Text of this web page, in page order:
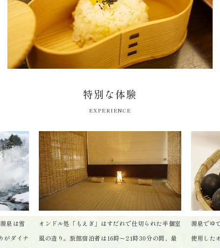
特別な体験
EXPERIENCE
泉は雪
がダイナ
オンドル処「もえぎ」はすだれで仕切られた半個室
風の造り。旅館宿泊者は16時〜21時30分の間、最
源泉でゆ
使用した